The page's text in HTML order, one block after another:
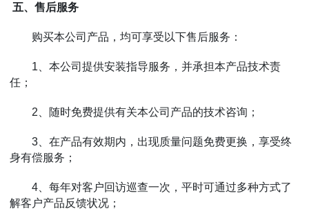
五、售后服务
购买本公司产品，均可享受以下售后服务：
1、本公司提供安装指导服务，并承担本产品技术责
任；
2、随时免费提供有关本公司产品的技术咨询；
3、在产品有效期内，出现质量问题免费更换，享受终
身有偿服务；
4、每年对客户回访巡查一次，平时可通过多种方式了
解客户产品反馈状况；